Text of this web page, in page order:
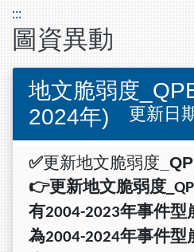
:::
圖資異動
地文脆弱度
2024年)
更新日
✅更新地文脆弱度
👉更新地文脆弱度
有2004-2023年事件型
為2004-2024年事件型